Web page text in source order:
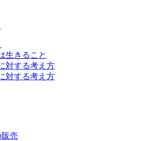
生きること
対する考え方
対する考え方
売